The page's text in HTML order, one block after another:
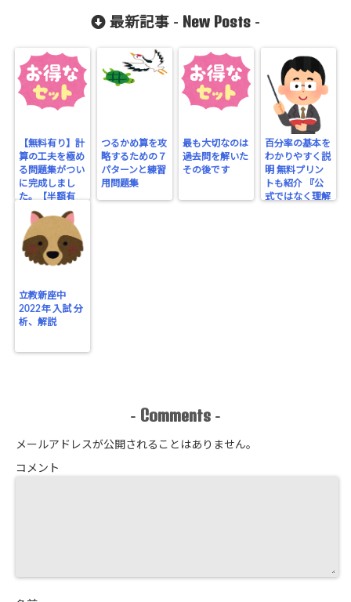
最新記事 - New Posts -
【無料有り】計
算の工夫を極め
る問題集がつい
に完成しまし
た。【半額有
り】
つるかめ算を攻
略するための７
パターンと練習
用問題集
最も大切なのは
過去問を解いた
その後です
百分率の基本を
わかりやすく説
明 無料プリン
トも紹介 『公
式ではなく理解
立教新座中
2022年 入試 分
析、解説
- Comments -
メールアドレスが公開されることはありません。
コメント